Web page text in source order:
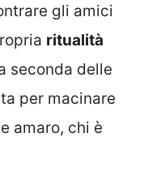
gli amici
ritualità
seconda delle
per macinare
amaro, chi è